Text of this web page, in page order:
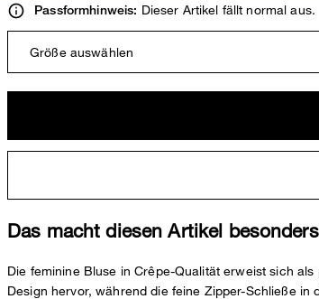
Passformhinweis: Dieser Artikel fällt normal aus.
Größe auswählen
Das macht diesen Artikel besonders
Die feminine Bluse in Crêpe-Qualität erweist sich
Design hervor, während die feine Zipper-Schließe